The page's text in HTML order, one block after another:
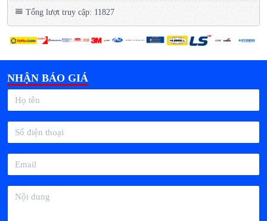
Tổng lượt truy cập: 11827
NHẬN BÁO GIÁ